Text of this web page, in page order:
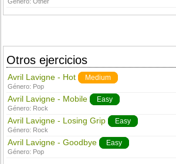
Género:Other
Otros ejercicios
Avril Lavigne - Hot Medium
Género: Pop
Avril Lavigne - Mobile Easy
Género: Rock
Avril Lavigne - Losing Grip Easy
Género: Rock
Avril Lavigne - Goodbye Easy
Género: Pop